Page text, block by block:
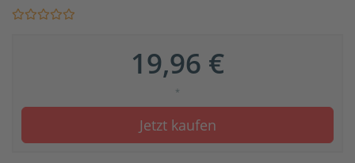
19,96 €
*
Jetzt kaufen